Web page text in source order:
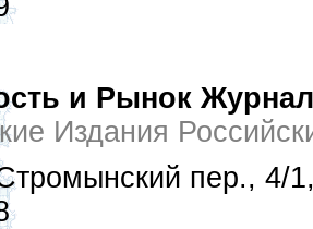
и Рынок Журнал
Издания
пер., 4/